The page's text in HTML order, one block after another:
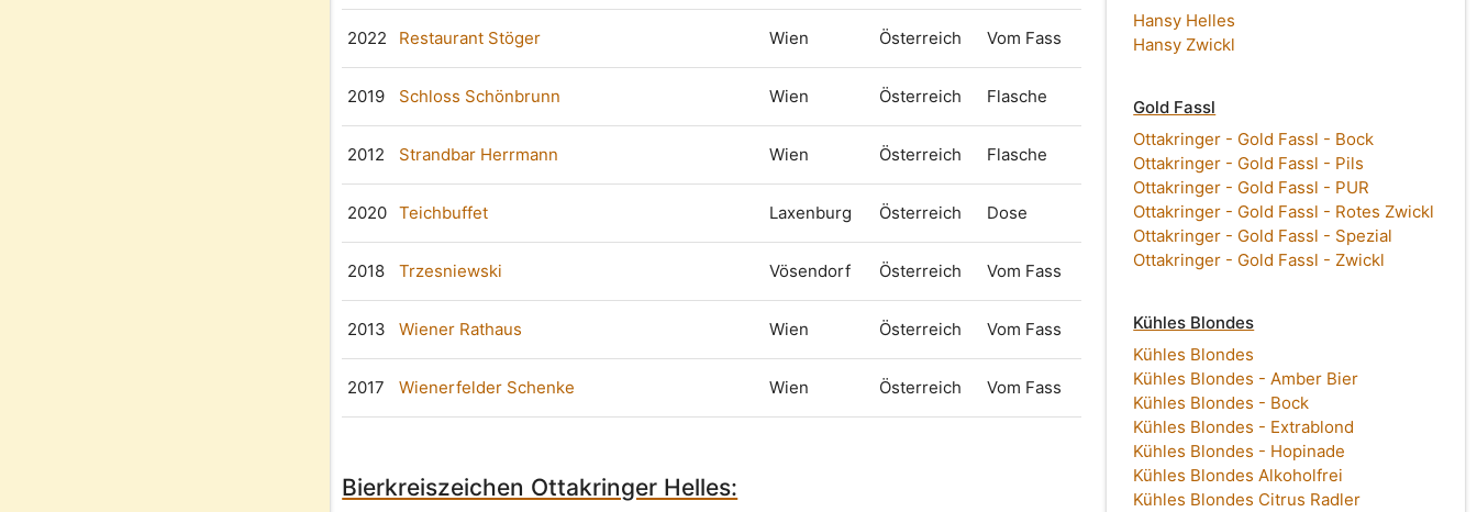
2022 Restaurant Stöger Wien Österreich Vom Fass
2019 Schloss Schönbrunn Wien Österreich Flasche
2012 Strandbar Herrmann Wien Österreich Flasche
2020 Teichbuffet Laxenburg Österreich Dose
2018 Trzesniewski Vösendorf Österreich Vom Fass
2013 Wiener Rathaus Wien Österreich Vom Fass
2017 Wienerfelder Schenke Wien Österreich Vom Fass
Bierkreiszeichen Ottakringer Helles:
Hansy Helles
Hansy Zwickl
Gold Fassl
Ottakringer - Gold Fassl - Bock
Ottakringer - Gold Fassl - Pils
Ottakringer - Gold Fassl - PUR
Ottakringer - Gold Fassl - Rotes Zwickl
Ottakringer - Gold Fassl - Spezial
Ottakringer - Gold Fassl - Zwickl
Kühles Blondes
Kühles Blondes
Kühles Blondes - Amber Bier
Kühles Blondes - Bock
Kühles Blondes - Extrablond
Kühles Blondes - Hopinade
Kühles Blondes Alkoholfrei
Kühles Blondes Citrus Radler